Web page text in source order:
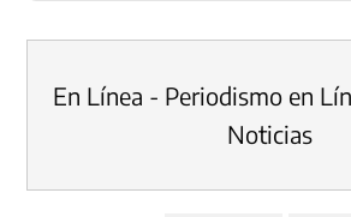
En Línea - Periodismo en
Noticias